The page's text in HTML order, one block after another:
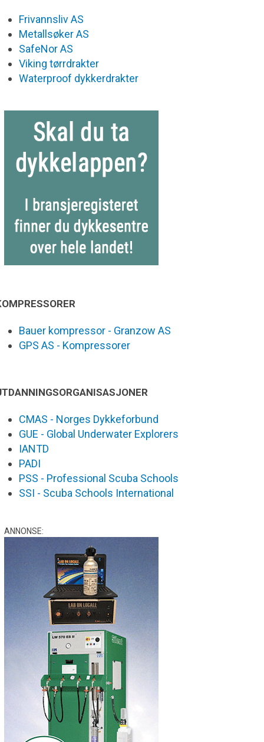
Frivannsliv AS
Metallsøker AS
SafeNor AS
Viking tørrdrakter
Waterproof dykkerdrakter
Bauer kompressor - Granzow AS
GPS AS - Kompressorer
CMAS - Norges Dykkeforbund
GUE - Global Underwater Explorers
IANTD
PADI
PSS - Professional Scuba Schools
SSI - Scuba Schools International
ANNONSE: